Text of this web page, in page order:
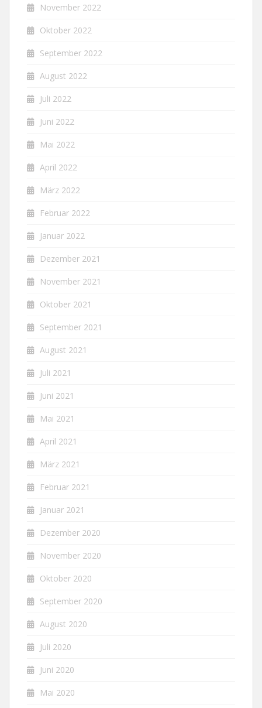
November 2022
Oktober 2022
September 2022
August 2022
Juli 2022
Juni 2022
Mai 2022
April 2022
März 2022
Februar 2022
Januar 2022
Dezember 2021
November 2021
Oktober 2021
September 2021
August 2021
Juli 2021
Juni 2021
Mai 2021
April 2021
März 2021
Februar 2021
Januar 2021
Dezember 2020
November 2020
Oktober 2020
September 2020
August 2020
Juli 2020
Juni 2020
Mai 2020